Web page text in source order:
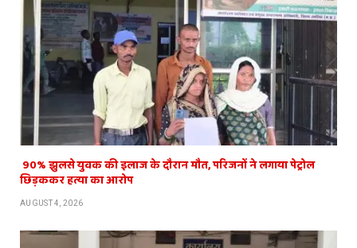
​ 90% झुलसे युवक की इलाज के दौरान मौत, परिजनों ने लगाया पेट्रोल
छिड़ककर हत्या का आरोप
AUGUST 4, 2026